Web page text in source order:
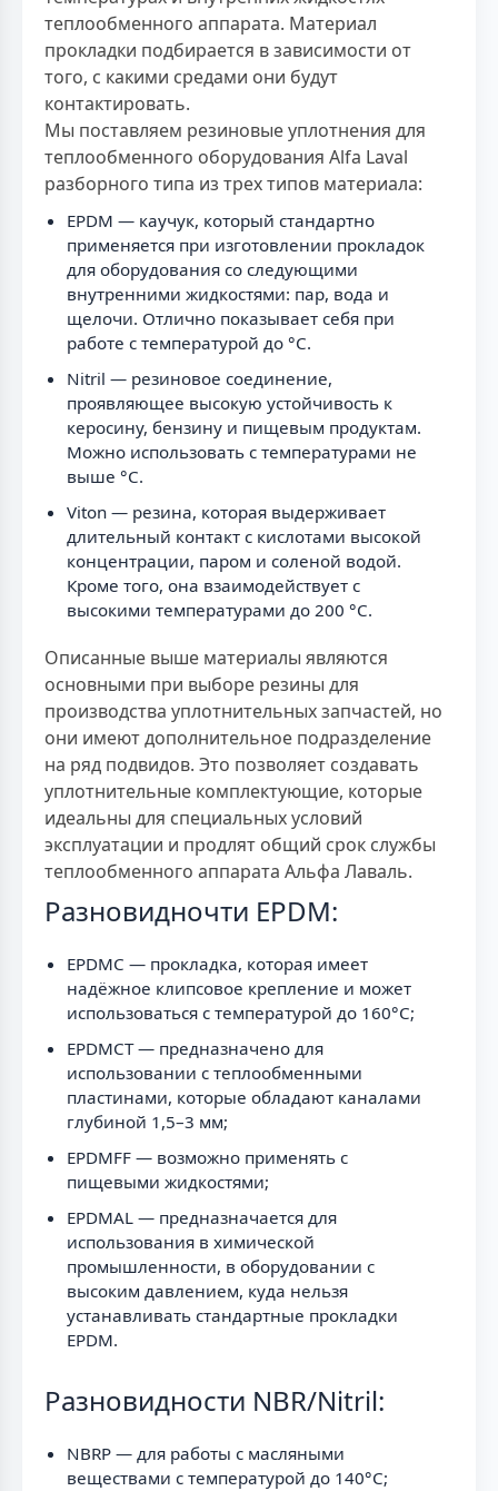
теплообменного аппарата. Материал
прокладки подбирается в зависимости от
того, с какими средами они будут
контактировать.
Мы поставляем резиновые уплотнения для
теплообменного оборудования Alfa Laval
разборного типа из трех типов материала:
EPDM — каучук, который стандартно
применяется при изготовлении прокладок
для оборудования со следующими
внутренними жидкостями: пар, вода и
щелочи. Отлично показывает себя при
работе с температурой до °C.
Nitril — резиновое соединение,
проявляющее высокую устойчивость к
керосину, бензину и пищевым продуктам.
Можно использовать с температурами не
выше °C.
Viton — резина, которая выдерживает
длительный контакт с кислотами высокой
концентрации, паром и соленой водой.
Кроме того, она взаимодействует с
высокими температурами до 200 °C.
Описанные выше материалы являются
основными при выборе резины для
производства уплотнительных запчастей, но
они имеют дополнительное подразделение
на ряд подвидов. Это позволяет создавать
уплотнительные комплектующие, которые
идеальны для специальных условий
эксплуатации и продлят общий срок службы
теплообменного аппарата Альфа Лаваль.
Разновидночти EPDM:
EPDMC — прокладка, которая имеет
надёжное клипсовое крепление и может
использоваться с температурой до 160°C;
EPDMCT — предназначено для
использовании с теплообменными
пластинами, которые обладают каналами
глубиной 1,5–3 мм;
EPDMFF — возможно применять с
пищевыми жидкостями;
EPDMAL — предназначается для
использования в химической
промышленности, в оборудовании с
высоким давлением, куда нельзя
устанавливать стандартные прокладки
EPDM.
Разновидности NBR/Nitril:
NBRP — для работы с масляными
веществами с температурой до 140°C;